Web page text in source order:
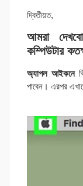
দ্বিতীয়ত,
আমরা
কম্পিউটার
অ্যাপল আইকনে
পাবেন। এরপর